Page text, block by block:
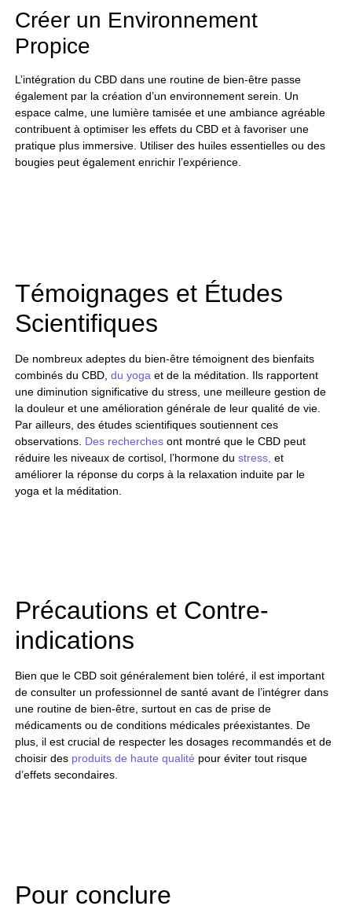
Créer un Environnement
Propice
L’intégration du CBD dans une routine de bien-être passe
également par la création d’un environnement serein. Un
espace calme, une lumière tamisée et une ambiance agréable
contribuent à optimiser les effets du CBD et à favoriser une
pratique plus immersive. Utiliser des huiles essentielles ou des
bougies peut également enrichir l’expérience.
Témoignages et Études
Scientifiques
De nombreux adeptes du bien-être témoignent des bienfaits
combinés du CBD, du yoga et de la méditation. Ils rapportent
une diminution significative du stress, une meilleure gestion de
la douleur et une amélioration générale de leur qualité de vie.
Par ailleurs, des études scientifiques soutiennent ces
observations. Des recherches ont montré que le CBD peut
réduire les niveaux de cortisol, l’hormone du stress, et
améliorer la réponse du corps à la relaxation induite par le
yoga et la méditation.
Précautions et Contre-
indications
Bien que le CBD soit généralement bien toléré, il est important
de consulter un professionnel de santé avant de l’intégrer dans
une routine de bien-être, surtout en cas de prise de
médicaments ou de conditions médicales préexistantes. De
plus, il est crucial de respecter les dosages recommandés et de
choisir des produits de haute qualité pour éviter tout risque
d’effets secondaires.
Pour conclure